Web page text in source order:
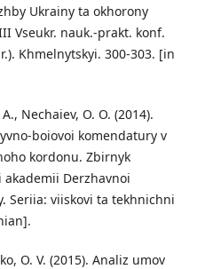
Ukrainy ta okhorony
Vseukr. nauk.-prakt. konf.
Khmelnytskyi. 300-303. [in
Nechaiev, O. O. (2014).
boiovoi komendatury v
kordonu. Zbirnyk
Derzhavnoi
Seriia: viiskovi ta tekhnichni
O. V. (2015). Analiz umov